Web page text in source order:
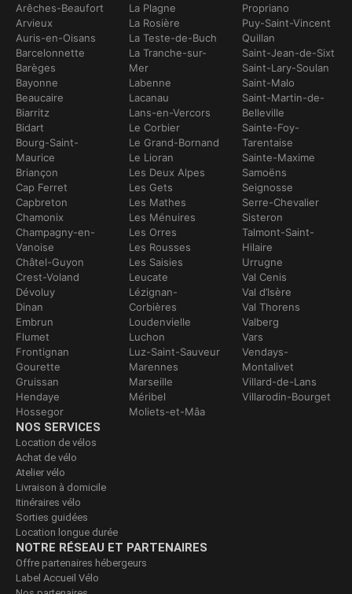
Arêches-Beaufort
Arvieux
Auris-en-Oisans
Barcelonnette
Barèges
Bayonne
Beaucaire
Biarritz
Bidart
Bourg-Saint-
Maurice
Briançon
Cap Ferret
Capbreton
Chamonix
Champagny-en-
Vanoise
Châtel-Guyon
Crest-Voland
Dévoluy
Dinan
Embrun
Flumet
Frontignan
Gourette
Gruissan
Hendaye
Hossegor
La Plagne
La Rosière
La Teste-de-Buch
La Tranche-sur-
Mer
Labenne
Lacanau
Lans-en-Vercors
Le Corbier
Le Grand-Bornand
Le Lioran
Les Deux Alpes
Les Gets
Les Mathes
Les Ménuires
Les Orres
Les Rousses
Les Saisies
Leucate
Lézignan-
Corbières
Loudenvielle
Luchon
Luz-Saint-Sauveur
Marennes
Marseille
Méribel
Moliets-et-Mâa
Propriano
Puy-Saint-Vincent
Quillan
Saint-Jean-de-Sixt
Saint-Lary-Soulan
Saint-Malo
Saint-Martin-de-
Belleville
Sainte-Foy-
Tarentaise
Sainte-Maxime
Samoëns
Seignosse
Serre-Chevalier
Sisteron
Talmont-Saint-
Hilaire
Urrugne
Val Cenis
Val d’Isère
Val Thorens
Valberg
Vars
Vendays-
Montalivet
Villard-de-Lans
Villarodin-Bourget
NOS SERVICES
Location de vélos
Achat de vélo
Atelier vélo
Livraison à domicile
Itinéraires vélo
Sorties guidées
Location longue durée
NOTRE RÉSEAU ET PARTENAIRES
Offre partenaires hébergeurs
Label Accueil Vélo